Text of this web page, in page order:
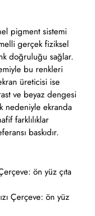
pigment sistemi
gerçek fiziksel
doğruluğu sağlar.
bu renkleri
üreticisi ise
ve beyaz dengesi
nedeniyle ekranda
farklılıklar
baskıdır.
ön yüz çıta
Çerçeve: ön yüz